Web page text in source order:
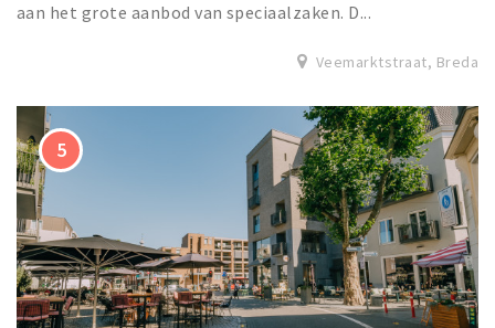
aan het grote aanbod van speciaalzaken. D...
Veemarktstraat, Breda